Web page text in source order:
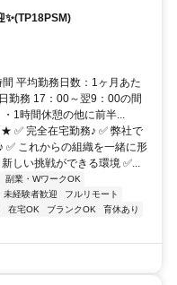
✨(TP18PSM)
平均勤務日数：1ヶ月あた
勤務 17：00～翌9：00の間
1時間休憩の他に前半...
✅ 完全在宅勤務♪ ✅ 弊社で
✅ これからの組織を一緒に形
しい挑戦ができる環境 ✅...
副業・WワークOK
未経験者歓迎
フルリモート
在宅OK ブランクOK
育休あり